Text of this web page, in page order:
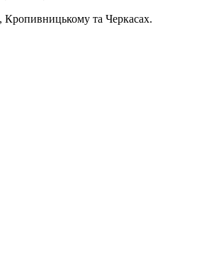
Кропивницькому та Черкасах.